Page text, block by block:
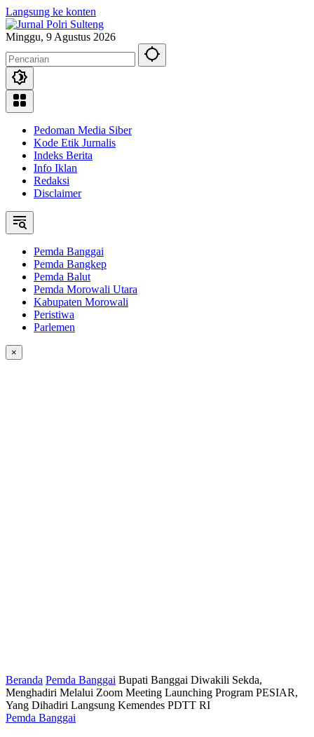
Langsung ke konten
Minggu, 9 Agustus 2026
Pedoman Media Siber
Kode Etik Jurnalis
Indeks Berita
Info Iklan
Redaksi
Disclaimer
Pemda Banggai
Pemda Bangkep
Pemda Balut
Pemda Morowali Utara
Kabupaten Morowali
Peristiwa
Parlemen
×
Beranda Pemda Banggai Bupati Banggai Diwakili Sekda,
Menghadiri Melalui Zoom Meeting Launching Program PESIAR,
Yang Dihadiri Langsung Kemendes PDTT RI
Pemda Banggai